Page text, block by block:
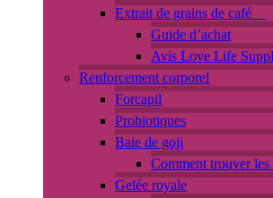
Extrait de grains de café
Guide d’achat
Avis Love Life
Renforcement corporel
Forcapil
Probiotiques
Baie de goji
Comment trouver
Gelée royale